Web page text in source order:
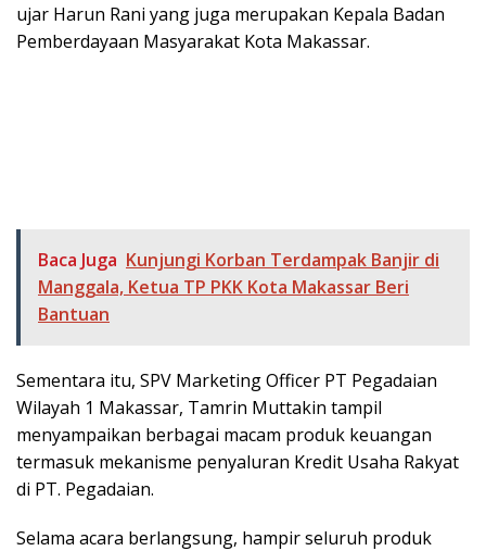
ujar Harun Rani yang juga merupakan Kepala Badan
Pemberdayaan Masyarakat Kota Makassar.
Baca Juga Kunjungi Korban Terdampak Banjir di
Manggala, Ketua TP PKK Kota Makassar Beri
Bantuan
Sementara itu, SPV Marketing Officer PT Pegadaian
Wilayah 1 Makassar, Tamrin Muttakin tampil
menyampaikan berbagai macam produk keuangan
termasuk mekanisme penyaluran Kredit Usaha Rakyat
di PT. Pegadaian.
Selama acara berlangsung, hampir seluruh produk